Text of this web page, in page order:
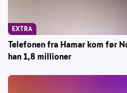
Telefonen fra Hamar kom før
han 1,8 millioner
EXTRA